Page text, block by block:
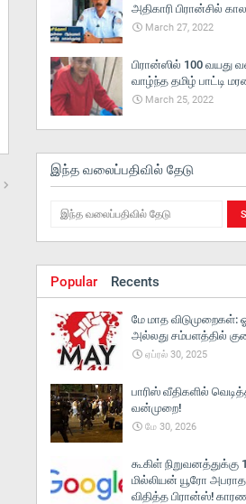
அதிகாரி பிரான்சில்
March 27, 2022
பிரான்ஸில் 100 வயது
வாழ்ந்த தமிழ் பாட்டி
March 25, 2022
இந்த வலைப்பதிவில் தேடு
Popular Recents
மே மாத விடுமுறைகள்:
அல்லது சம்பளத்தில்
ஏப்ரல் 30, 2025
பாரிஸ் வீதிகளில்
வன்முறை!
மே 30, 2026
கூகிள் நிறுவனத்துக்கு
மில்லியன் யூரோ
விதித்த பிரான்ஸ்!